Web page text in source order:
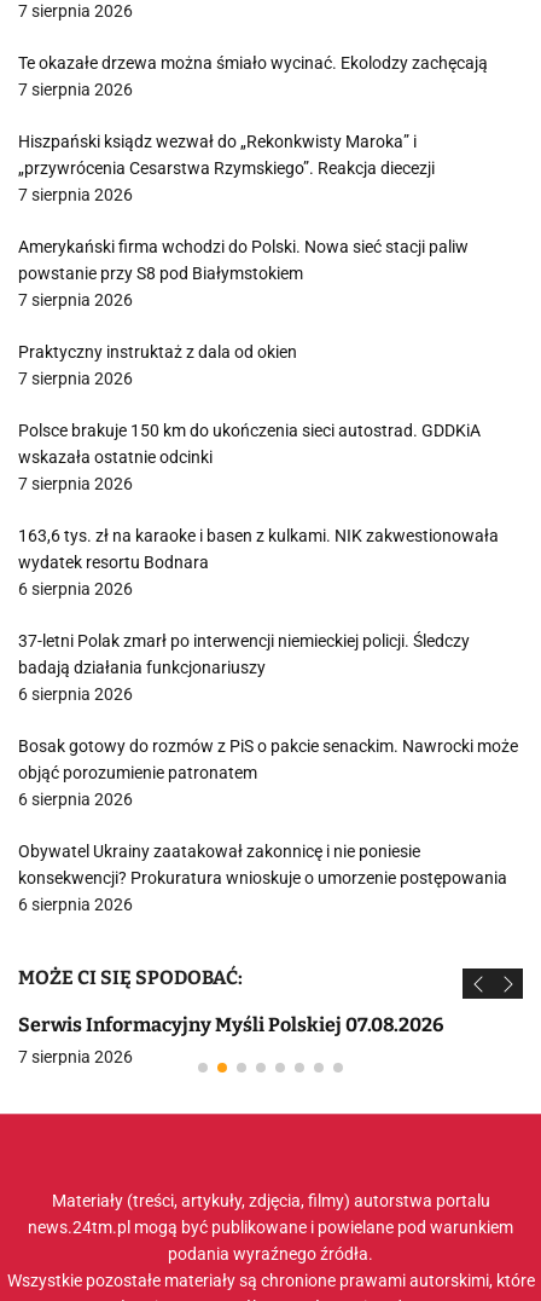
7 sierpnia 2026
Te okazałe drzewa można śmiało wycinać. Ekolodzy zachęcają
7 sierpnia 2026
Hiszpański ksiądz wezwał do „Rekonkwisty Maroka” i
„przywrócenia Cesarstwa Rzymskiego”. Reakcja diecezji
7 sierpnia 2026
Amerykański firma wchodzi do Polski. Nowa sieć stacji paliw
powstanie przy S8 pod Białymstokiem
7 sierpnia 2026
Praktyczny instruktaż z dala od okien
7 sierpnia 2026
Polsce brakuje 150 km do ukończenia sieci autostrad. GDDKiA
wskazała ostatnie odcinki
7 sierpnia 2026
163,6 tys. zł na karaoke i basen z kulkami. NIK zakwestionowała
wydatek resortu Bodnara
6 sierpnia 2026
37-letni Polak zmarł po interwencji niemieckiej policji. Śledczy
badają działania funkcjonariuszy
6 sierpnia 2026
Bosak gotowy do rozmów z PiS o pakcie senackim. Nawrocki może
objąć porozumienie patronatem
6 sierpnia 2026
Obywatel Ukrainy zaatakował zakonnicę i nie poniesie
konsekwencji? Prokuratura wnioskuje o umorzenie postępowania
6 sierpnia 2026
MOŻE CI SIĘ SPODOBAĆ:
Serwis Informacyjny Myśli Polskiej 07.08.2026
7 sierpnia 2026
Materiały (treści, artykuły, zdjęcia, filmy) autorstwa portalu
news.24tm.pl mogą być publikowane i powielane pod warunkiem
podania wyraźnego źródła.
Wszystkie pozostałe materiały są chronione prawami autorskimi, które